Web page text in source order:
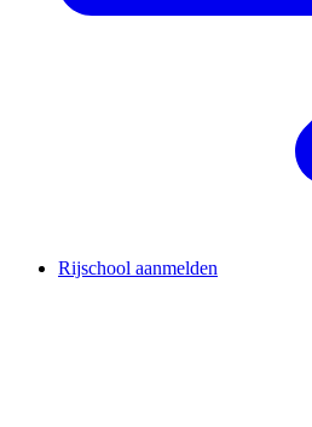
Rijschool aanmelden